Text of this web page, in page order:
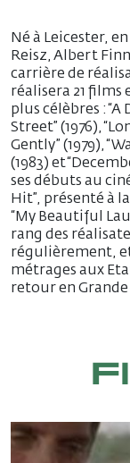
Né à Leicester,
Reisz, Albert
carrière de
réalisera 21 films
plus célèbres : “A
Street” (1976),
Gently” (1979),
(1983) et
ses débuts au
Hit”, présenté à
“My Beautiful
rang des
régulièrement,
métrages aux
retour en